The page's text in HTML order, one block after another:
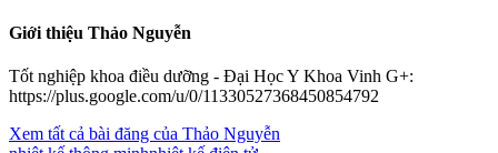
Giới thiệu Thảo Nguyễn
Tốt nghiệp khoa điều dưỡng - Đại Học Y Khoa Vinh G+:
https://plus.google.com/u/0/11330527368450854792
Xem tất cả bài đăng của Thảo Nguyễn